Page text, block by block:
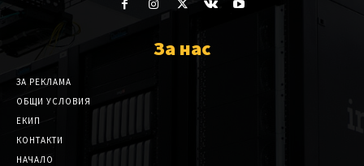
За нас
ЗА РЕКЛАМА
ОБЩИ УСЛОВИЯ
ЕКИП
КОНТАКТИ
НАЧАЛО